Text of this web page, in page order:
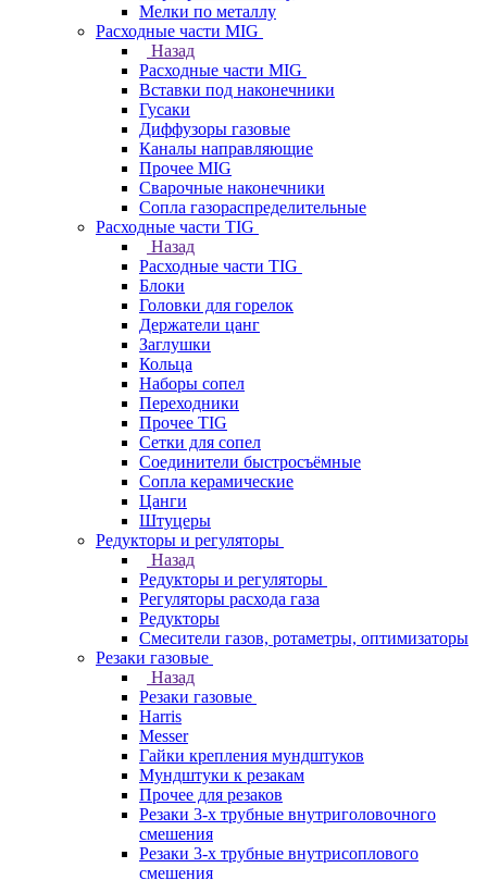
Мелки по металлу
Расходные части MIG
Назад
Расходные части MIG
Вставки под наконечники
Гусаки
Диффузоры газовые
Каналы направляющие
Прочее MIG
Сварочные наконечники
Сопла газораспределительные
Расходные части TIG
Назад
Расходные части TIG
Блоки
Головки для горелок
Держатели цанг
Заглушки
Кольца
Наборы сопел
Переходники
Прочее TIG
Сетки для сопел
Соединители быстросъёмные
Сопла керамические
Цанги
Штуцеры
Редукторы и регуляторы
Назад
Редукторы и регуляторы
Регуляторы расхода газа
Редукторы
Смесители газов, ротаметры, оптимизаторы
Резаки газовые
Назад
Резаки газовые
Harris
Messer
Гайки крепления мундштуков
Мундштуки к резакам
Прочее для резаков
Резаки 3-х трубные внутриголовочного
смешения
Резаки 3-х трубные внутрисоплового
смешения